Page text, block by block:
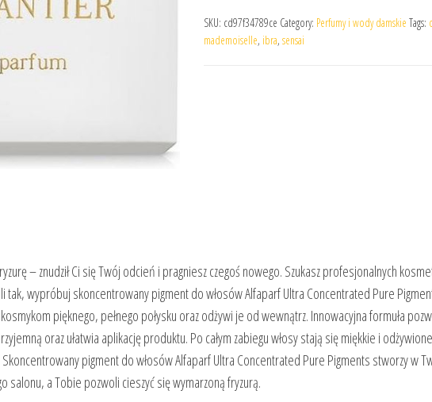
SKU: cd97f34789ce Category: Perfumy i wody damskie Tags:
mademoiselle, ibra, sensai
– znudził Ci się Twój odcień i pragniesz czegoś nowego. Szukasz profesjonalnych
tak, wypróbuj skoncentrowany pigment do włosów Alfaparf Ultra Concentrated Pure
pięknego, pełnego połysku oraz odżywi je od wewnątrz. Innowacyjna formuła
oraz ułatwia aplikację produktu. Po całym zabiegu włosy stają się miękkie i
pigment do włosów Alfaparf Ultra Concentrated Pure Pigments stworzy w
salonu, a Tobie pozwoli cieszyć się wymarzoną fryzurą.